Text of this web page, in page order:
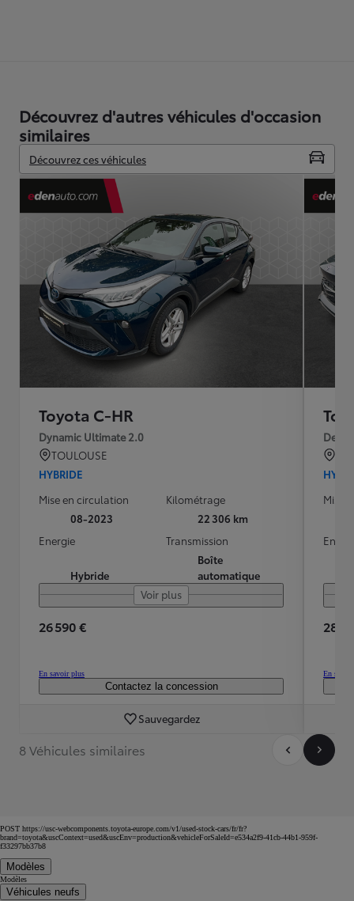
Découvrez d'autres véhicules d'occasion
similaires
Découvrez ces véhicules
Toyota C-HR
Dynamic Ultimate 2.0
TOULOUSE
HYBRIDE
Mise en circulation
08-2023
Kilométrage
22 306 km
Energie
Hybride
Transmission
Boîte
automatique
Voir plus
26 590 €
En savoir plus
Contactez la concession
Sauvegardez
Mise
28
En
8 Véhicules similaires
POST https://usc-webcomponents.toyota-europe.com/v1/used-stock-cars/fr/fr?
brand=toyota&uscContext=used&uscEnv=production&vehicleForSaleId=e534a2f9-41cb-44b1-959f-
f33297bb37b8
Modèles
Modèles
Véhicules neufs